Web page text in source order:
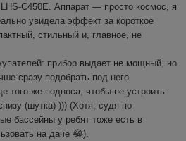
C450E. Аппарат — просто космос, я
увидела эффект за короткое
стильный и, главное, не
прибор выдает не мощный, но
сразу подобрать под него
того же подноса, чтобы не устроить
(шутка) ))) (Хотя, судя по
бассейны у ребят тоже есть в
на даче 😂).